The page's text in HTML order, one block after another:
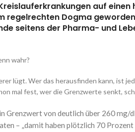
auf
regelrechten Dogma
seitens der Pharma- und
wahr?
lügt. Wer das herausfinden kann, ist
mal fest, wer die Grenzwerte senkt,
Grenzwert von deutlich über 260
– „damit haben plötzlich 70